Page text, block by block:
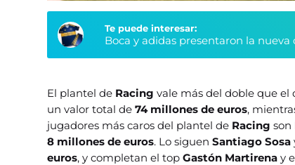
Te puede interesar:
Boca y adidas presentaron la
El plantel de Racingvale más del doble que el
un valor total de74 millones de euros,
jugadores más caros del plantel de Racingson
8 millones de euros. Lo siguenSantiago Sosa
euros, y completan el topGastón Martirenay